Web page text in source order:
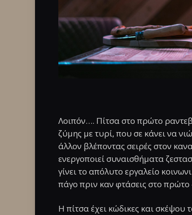
Λοιπόν…. Πίτσα στο πρώτο
ζύμης με τυρί, που σε κάνει να
άλλον βλέποντας σειρές στον
ενεργοποιεί συναισθήματα
γίνει το απόλυτο εργαλείο
πάγο πριν καν φτάσεις στο πρώτο
Η πίτσα έχει κώδικες και σκέψου